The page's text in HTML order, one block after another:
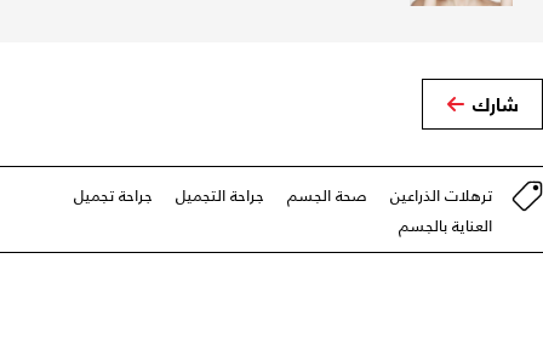
شارك
ترهلات الذراعين صحة الجسم جراحة التجميل
جراحة تجميل
العناية بالجسم